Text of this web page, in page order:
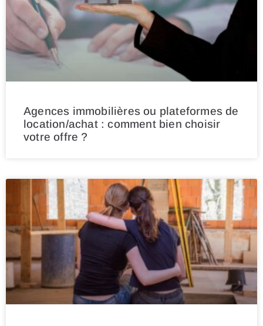
Agences immobilières ou plateformes de
location/achat : comment bien choisir
votre offre ?